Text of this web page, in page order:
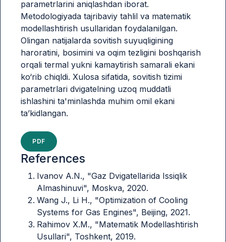
parametrlarini aniqlashdan iborat.
Metodologiyada tajribaviy tahlil va matematik
modellashtirish usullaridan foydalanilgan.
Olingan natijalarda sovitish suyuqligining
haroratini, bosimini va oqim tezligini boshqarish
orqali termal yukni kamaytirish samarali ekani
ko‘rib chiqldi. Xulosa sifatida, sovitish tizimi
parametrlari dvigatelning uzoq muddatli
ishlashini ta'minlashda muhim omil ekani
ta’kidlangan.
PDF
References
Ivanov A.N., "Gaz Dvigatellarida Issiqlik
Almashinuvi", Moskva, 2020.
Wang J., Li H., "Optimization of Cooling
Systems for Gas Engines", Beijing, 2021.
Rahimov X.M., "Matematik Modellashtirish
Usullari", Toshkent, 2019.